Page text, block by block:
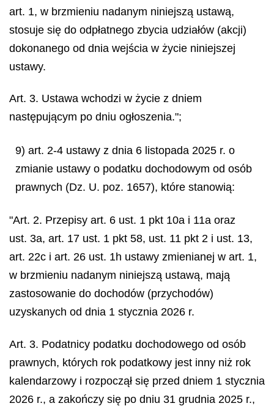
art. 1, w brzmieniu nadanym niniejszą ustawą,
stosuje się do odpłatnego zbycia udziałów (akcji)
dokonanego od dnia wejścia w życie niniejszej
ustawy.
Art. 3. Ustawa wchodzi w życie z dniem
następującym po dniu ogłoszenia.";
9) art. 2-4 ustawy z dnia 6 listopada 2025 r. o
zmianie ustawy o podatku dochodowym od osób
prawnych (Dz. U. poz. 1657), które stanowią:
"Art. 2. Przepisy art. 6 ust. 1 pkt 10a i 11a oraz
ust. 3a, art. 17 ust. 1 pkt 58, ust. 11 pkt 2 i ust. 13,
art. 22c i art. 26 ust. 1h ustawy zmienianej w art. 1,
w brzmieniu nadanym niniejszą ustawą, mają
zastosowanie do dochodów (przychodów)
uzyskanych od dnia 1 stycznia 2026 r.
Art. 3. Podatnicy podatku dochodowego od osób
prawnych, których rok podatkowy jest inny niż rok
kalendarzowy i rozpoczął się przed dniem 1 stycznia
2026 r., a zakończy się po dniu 31 grudnia 2025 r.,